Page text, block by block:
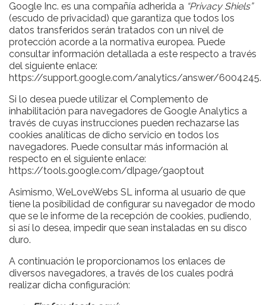
Google Inc. es una compañía adherida a “Privacy Shiels”
(escudo de privacidad) que garantiza que todos los
datos transferidos serán tratados con un nivel de
protección acorde a la normativa europea. Puede
consultar información detallada a este respecto a través
del siguiente enlace:
https://support.google.com/analytics/answer/6004245.
Si lo desea puede utilizar el Complemento de
inhabilitación para navegadores de Google Analytics a
través de cuyas instrucciones pueden rechazarse las
cookies analíticas de dicho servicio en todos los
navegadores. Puede consultar más información al
respecto en el siguiente enlace:
https://tools.google.com/dlpage/gaoptout
Asimismo, WeLoveWebs SL informa al usuario de que
tiene la posibilidad de configurar su navegador de modo
que se le informe de la recepción de cookies, pudiendo,
si así lo desea, impedir que sean instaladas en su disco
duro.
A continuación le proporcionamos los enlaces de
diversos navegadores, a través de los cuales podrá
realizar dicha configuración: